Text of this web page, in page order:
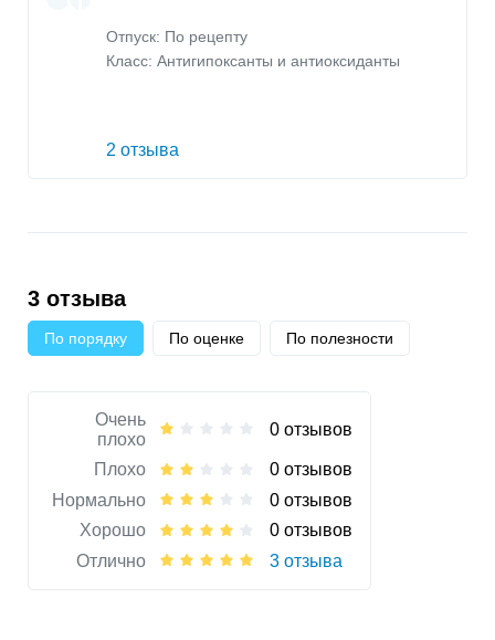
Отпуск: По рецепту
Класс: Антигипоксанты и антиоксиданты
2 отзыва
3 отзыва
По порядку По оценке По полезности
Очень
плохо
0 отзывов
Плохо
0 отзывов
Нормально
0 отзывов
Хорошо
0 отзывов
Отлично
3 отзыва